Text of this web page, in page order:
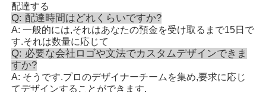
配達する
Q: 配達時間はどれくらいですか?
A: 一般的には,それはあなたの預金を受け取るまで15日で
す.それは数量に応じて
Q: 必要な会社ロゴや文法でカスタムデザインできま
すか?
A: そうです.プロのデザイナーチームを集め,要求に応じ
てデザインすることができます.